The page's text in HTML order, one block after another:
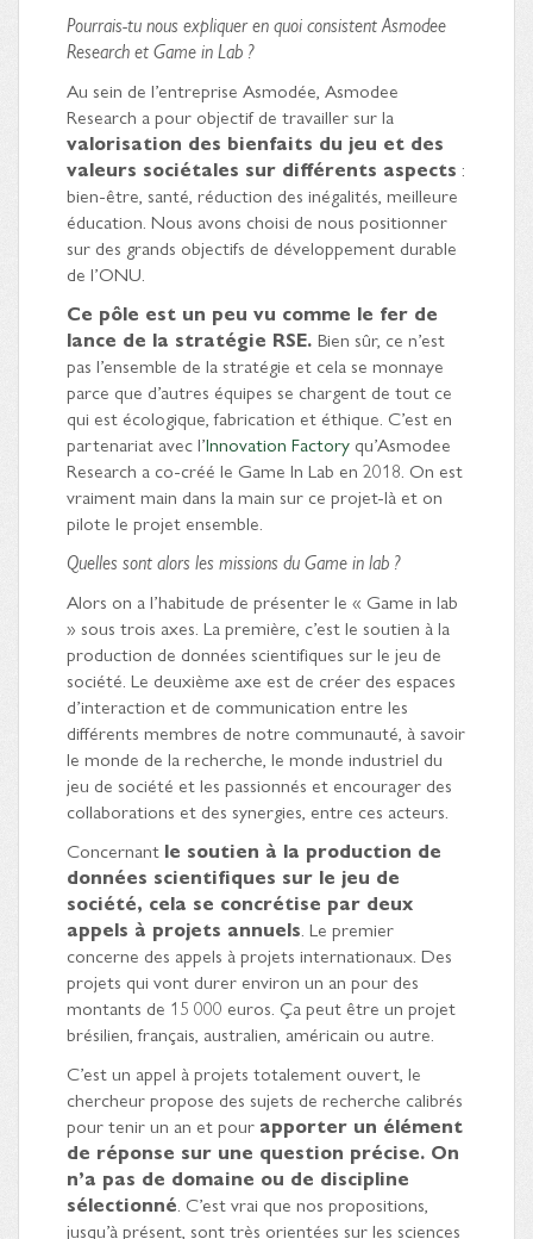
Pourrais-tu nous expliquer en quoi consistent Asmodee
Research et Game in Lab ?
Au sein de l’entreprise Asmodée, Asmodee
Research a pour objectif de travailler sur la
valorisation des bienfaits du jeu et des
valeurs sociétales sur différents aspects :
bien-être, santé, réduction des inégalités, meilleure
éducation. Nous avons choisi de nous positionner
sur des grands objectifs de développement durable
de l’ONU.
Ce pôle est un peu vu comme le fer de
lance de la stratégie RSE. Bien sûr, ce n’est
pas l’ensemble de la stratégie et cela se monnaye
parce que d’autres équipes se chargent de tout ce
qui est écologique, fabrication et éthique. C’est en
partenariat avec l’Innovation Factory qu’Asmodee
Research a co-créé le Game In Lab en 2018. On est
vraiment main dans la main sur ce projet-là et on
pilote le projet ensemble.
Quelles sont alors les missions du Game in lab ?
Alors on a l’habitude de présenter le « Game in lab
» sous trois axes. La première, c’est le soutien à la
production de données scientifiques sur le jeu de
société. Le deuxième axe est de créer des espaces
d’interaction et de communication entre les
différents membres de notre communauté, à savoir
le monde de la recherche, le monde industriel du
jeu de société et les passionnés et encourager des
collaborations et des synergies, entre ces acteurs.
Concernant le soutien à la production de
données scientifiques sur le jeu de
société, cela se concrétise par deux
appels à projets annuels . Le premier
concerne des appels à projets internationaux. Des
projets qui vont durer environ un an pour des
montants de 15 000 euros. Ça peut être un projet
brésilien, français, australien, américain ou autre.
C’est un appel à projets totalement ouvert, le
chercheur propose des sujets de recherche calibrés
pour tenir un an et pour apporter un élément
de réponse sur une question précise. On
n’a pas de domaine ou de discipline
sélectionné . C’est vrai que nos propositions,
jusqu’à présent, sont très orientées sur les sciences